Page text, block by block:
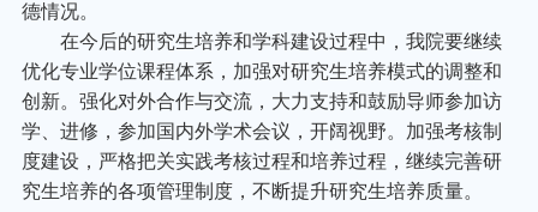
德情况。
在今后的研究生培养和学科建设过程中，我院要继续
优化专业学位课程体系，加强对研究生培养模式的调整和
创新。强化对外合作与交流，大力支持和鼓励导师参加访
学、进修，参加国内外学术会议，开阔视野。加强考核制
度建设，严格把关实践考核过程和培养过程，继续完善研
究生培养的各项管理制度，不断提升研究生培养质量。